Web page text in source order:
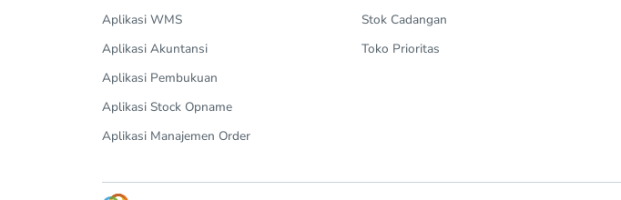
Aplikasi WMS
Aplikasi Akuntansi
Aplikasi Pembukuan
Aplikasi Stock Opname
Aplikasi Manajemen Order
Stok Cadangan
Toko Prioritas